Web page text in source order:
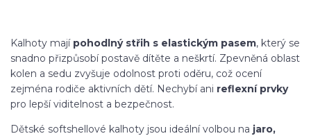
Kalhoty mají pohodlný střih s elastickým pasem, který se
snadno přizpůsobí postavě dítěte a neškrtí. Zpevněná oblast
kolen a sedu zvyšuje odolnost proti oděru, což ocení
zejména rodiče aktivních dětí. Nechybí ani reflexní prvky
pro lepší viditelnost a bezpečnost.
Dětské softshellové kalhoty jsou ideální volbou na jaro,